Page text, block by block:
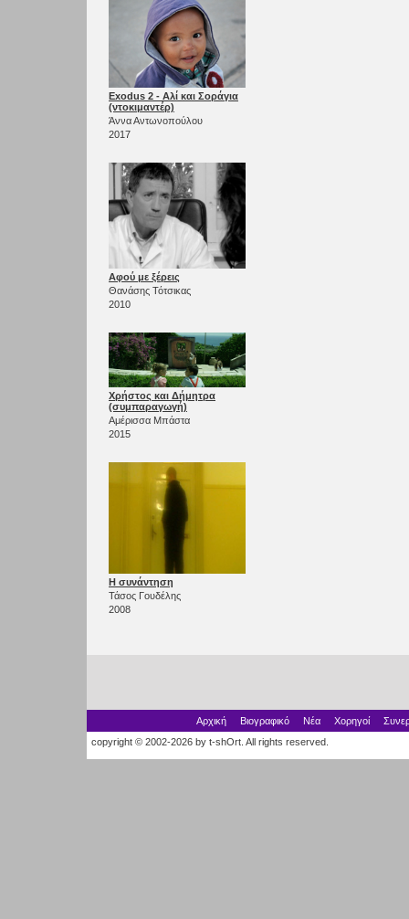
Exodus 2 - Αλί και Σοράγια
(ντοκιμαντέρ)
Άννα Αντωνοπούλου
2017
Αφού με ξέρεις
Θανάσης Τότσικας
2010
Χρήστος και Δήμητρα
(συμπαραγωγή)
Αμέρισσα Μπάστα
2015
Η συνάντηση
Τάσος Γουδέλης
2008
Αρχική Βιογραφικό Νέα Χορηγοί
copyright © 2002-2026 by t-shOrt. All rights reserved.